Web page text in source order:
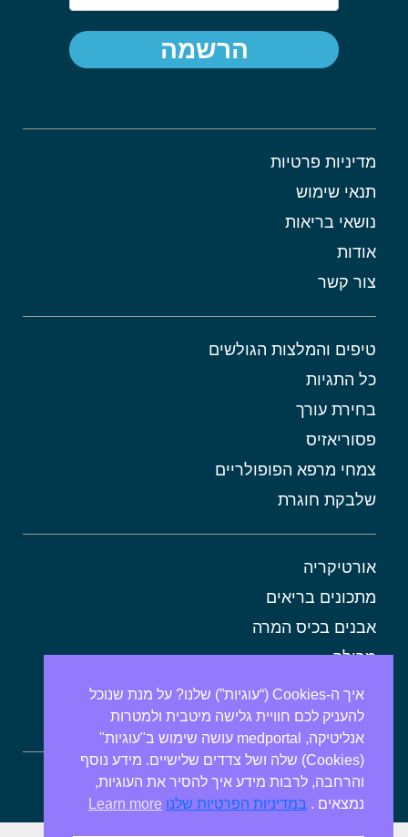
מדיניות פרטיות
תנאי שימוש
נושאי בריאות
אודות
צור קשר
טיפים והמלצות הגולשים
כל התגיות
בחירת עורך
פסוריאזיס
צמחי מרפא הפופולריים
שלבקת חוגרת
אורטיקריה
מתכונים בריאים
אבנים בכיס המרה
מרולה
מורינגה
אלוורה
ספירולינה
הרשמה
איך ה-Cookies (“עוגיות”) שלנו? על מנת שנוכל
להעניק לכם חוויית גלישה מיטבית ולמטרות
אנליטיקה, medportal עושה שימוש ב"עוגיות"
(Cookies) שלה ושל צדדים שלישיים. מידע נוסף
והרחבה, לרבות מידע איך להסיר את העוגיות,
נמצאים . במדיניות הפרטיות שלנו Learn more